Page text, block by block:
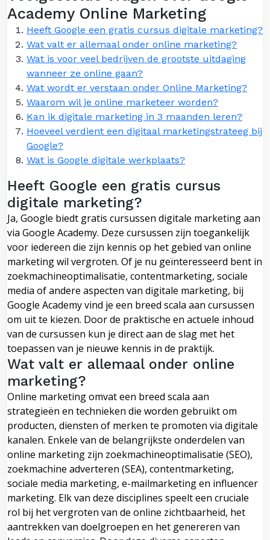
Academy Online Marketing
Heeft Google een gratis cursus digitale marketing?
Wat valt er allemaal onder online marketing?
Wat is voor veel bedrijven de grootste uitdaging
wanneer ze online gaan?
Wat wordt er verstaan onder Online Marketing?
Waarom wil je online marketeer worden?
Kan ik digitale marketing in 3 maanden leren?
Hoeveel verdient een digitaal marketingstrateeg bij
Google?
Wat is Google digitale werkplaats?
Heeft Google een gratis cursus
digitale marketing?
Ja, Google biedt gratis cursussen digitale marketing aan
via Google Academy. Deze cursussen zijn toegankelijk
voor iedereen die zijn kennis op het gebied van online
marketing wil vergroten. Of je nu geïnteresseerd bent in
zoekmachineoptimalisatie, contentmarketing, sociale
media of andere aspecten van digitale marketing, bij
Google Academy vind je een breed scala aan cursussen
om uit te kiezen. Door de praktische en actuele inhoud
van de cursussen kun je direct aan de slag met het
toepassen van je nieuwe kennis in de praktijk.
Wat valt er allemaal onder online
marketing?
Online marketing omvat een breed scala aan
strategieën en technieken die worden gebruikt om
producten, diensten of merken te promoten via digitale
kanalen. Enkele van de belangrijkste onderdelen van
online marketing zijn zoekmachineoptimalisatie (SEO),
zoekmachine adverteren (SEA), contentmarketing,
sociale media marketing, e-mailmarketing en influencer
marketing. Elk van deze disciplines speelt een cruciale
rol bij het vergroten van de online zichtbaarheid, het
aantrekken van doelgroepen en het genereren van